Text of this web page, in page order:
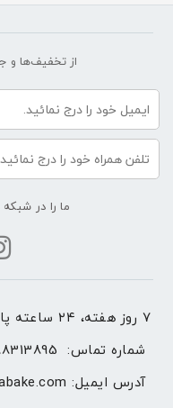
از تخفیف‌ها و
ما را در
۷ روز هفته، ۲۴ ساعته پاسخگوی شما هستیم.
شماره تماس:
آدرس ایمیل: